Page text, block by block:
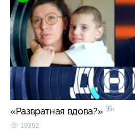
«Развратная вдова?» 16+
19392